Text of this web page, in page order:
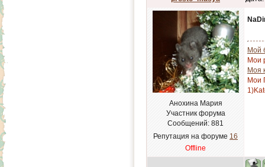
Анохина Мария
Участник форума
Сообщений: 881
Репутация на форуме 16
Offline
Мой
Мои
Моя
Мои